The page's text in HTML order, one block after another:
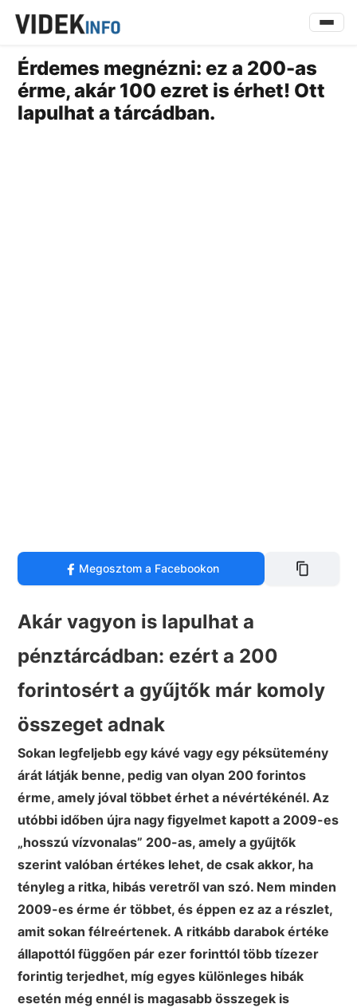
Érdemes megnézni: ez a 200-as
érme, akár 100 ezret is érhet! Ott
lapulhat a tárcádban.
Megosztom a Facebookon
Akár vagyon is lapulhat a
pénztárcádban: ezért a 200
forintosért a gyűjtők már komoly
összeget adnak
Sokan legfeljebb egy kávé vagy egy péksütemény
árát látják benne, pedig van olyan 200 forintos
érme, amely jóval többet érhet a névértékénél. Az
utóbbi időben újra nagy figyelmet kapott a 2009-es
„hosszú vízvonalas” 200-as, amely a gyűjtők
szerint valóban értékes lehet, de csak akkor, ha
tényleg a ritka, hibás veretről van szó. Nem minden
2009-es érme ér többet, és éppen ez az a részlet,
amit sokan félreértenek. A ritkább darabok értéke
állapottól függően pár ezer forinttól több tízezer
forintig terjedhet, míg egyes különleges hibák
esetén még ennél is magasabb összegek is